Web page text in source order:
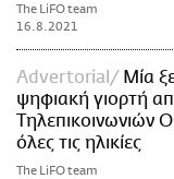
The LiFO team
16.8.2021
Advertorial
Μία
ψηφιακή γιορτή
Τηλεπικοινωνιών
όλες τις ηλικίες
The LiFO team